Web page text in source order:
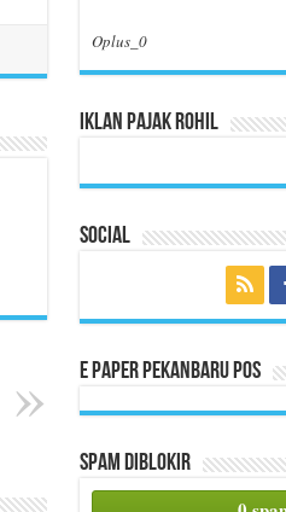
Oplus_0
Iklan Pajak Rohil
Social
E Paper Pekanbaru Pos
Spam Diblokir